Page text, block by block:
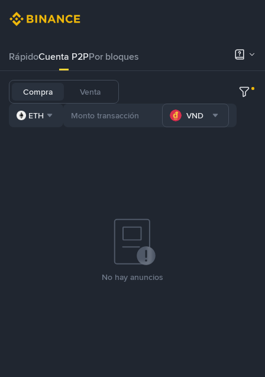
RápidoCuenta P2PPor bloques
Compra Venta
ETH VND
No hay anuncios